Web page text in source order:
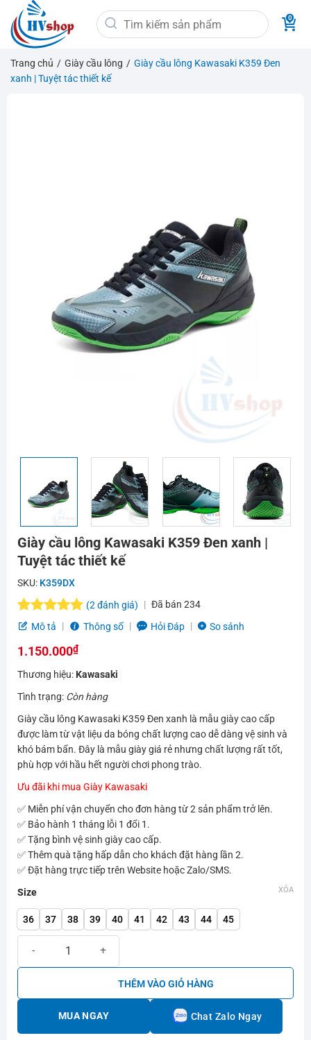
qua
nội
dung
Tìm
kiếm:
Trang chủ / Giày cầu lông / Giày cầu lông Kawasaki K359 Đen
xanh | Tuyệt tác thiết kế
Giày cầu lông Kawasaki K359 Đen xanh |
Tuyệt tác thiết kế
SKU: K359DX
5.0trên 5
2
đánh giá
(2 đánh giá) Đã bán 234
Mô tả
Thông số Hỏi Đáp So sánh
1.150.000₫
Thương hiệu: Kawasaki
Tình trạng: Còn hàng
Giày cầu lông Kawasaki K359 Đen xanh là mẫu giày cao cấp
được làm từ vật liệu da bóng chất lượng cao dễ dàng vệ sinh và
khó bám bẩn. Đây là mẫu giày giá rẻ nhưng chất lượng rất tốt,
phù hợp với hầu hết người chơi phong trào.
Ưu đãi khi mua Giày Kawasaki
✅ Miễn phí vận chuyển cho đơn hàng từ 2 sản phẩm trở lên.
✅ Bảo hành 1 tháng lỗi 1 đổi 1.
✅ Tặng bình vệ sinh giày cao cấp.
✅ Thêm quà tặng hấp dẫn cho khách đặt hàng lần 2.
✅ Đặt hàng trực tiếp trên Website hoặc Zalo/SMS.
Size
36 37 38 39 40 41 42 43 44 45
XÓA
THÊM VÀO GIỎ HÀNG
MUA NGAY Chat Zalo Ngay